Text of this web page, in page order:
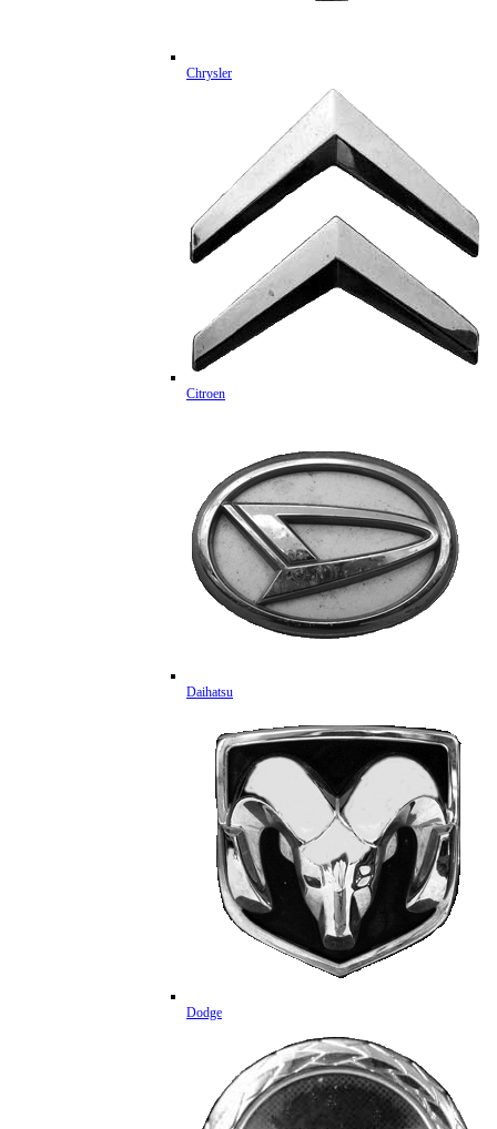
Chrysler
Citroen
Daihatsu
Dodge